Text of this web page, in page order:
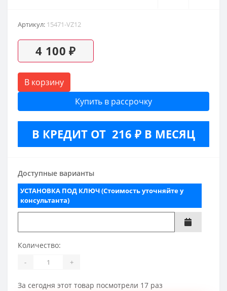
Артикул: 15471-VZ12
4 100 ₽
В корзину
Купить в рассрочку
В КРЕДИТ ОТ 216 ₽ В МЕСЯЦ
Доступные варианты
УСТАНОВКА ПОД КЛЮЧ (Стоимость уточняйте у
консультанта)
Количество:
- +
За сегодня этот товар посмотрели 17 раз